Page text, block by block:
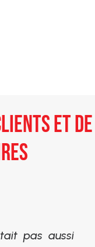
ET DE
pas aussi